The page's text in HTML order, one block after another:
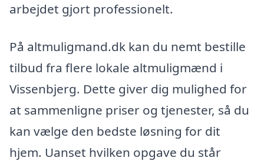
arbejdet gjort professionelt.
På altmuligmand.dk kan du nemt bestille
tilbud fra flere lokale altmuligmænd i
Vissenbjerg. Dette giver dig mulighed for
at sammenligne priser og tjenester, så du
kan vælge den bedste løsning for dit
hjem. Uanset hvilken opgave du står